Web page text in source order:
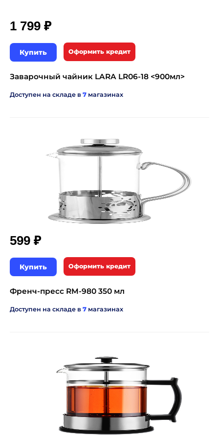
1 799 ₽
Купить Оформить кредит
Заварочный чайник LARA LR06-18 <900мл>
Доступен на складе в 7 магазинах
599 ₽
Купить Оформить кредит
Френч-пресс RM-980 350 мл
Доступен на складе в 7 магазинах